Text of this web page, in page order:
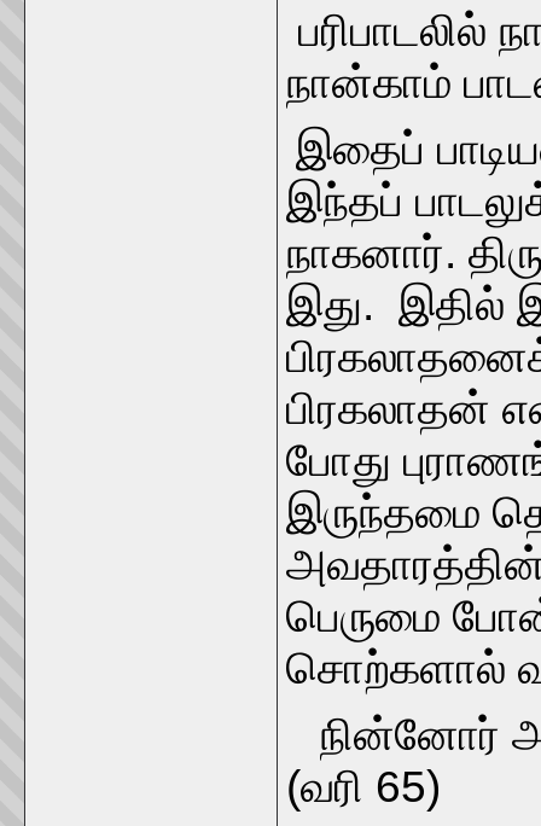
பரிபாடலில்
நான்காம்
இதைப்
இந்தப்
நாகனார்.
இது.
பிரகலாதன்
போது
இருந்தமை
அவதாரத்தின்
பெருமை
சொற்களால்
நின்னோர்
(வரி 65)